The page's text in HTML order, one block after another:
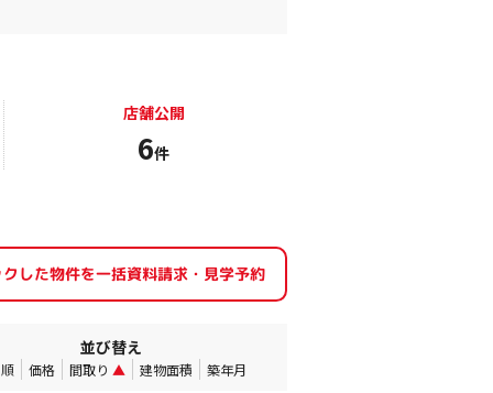
店舗公開
6件
並び替え
価格 間取り ▲ 建物面積 築年月